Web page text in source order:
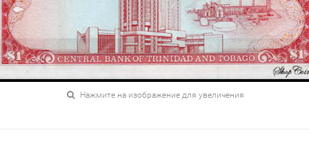
Нажмите на изображение для увеличения